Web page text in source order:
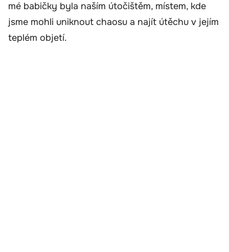
mé babičky byla naším útočištěm, místem, kde
jsme mohli uniknout chaosu a najít útěchu v jejím
teplém objetí.